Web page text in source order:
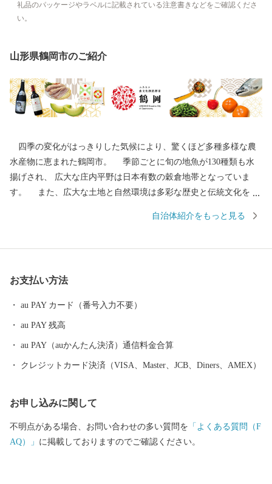
礼品のパッケージやラベルに記載されている注意書きなどをご確認くださ
い。
山形県鶴岡市のご紹介
四季の変化がはっきりした気候により、驚くほど多種多様な農
水産物に恵まれた鶴岡市。 季節ごとに旬の地魚が130種類も水
揚げされ、 広大な庄内平野は日本有数の穀倉地帯となっていま
す。 また、広大な土地と自然環境は多彩な歴史と伝統文化をも
市民の手によって大切に継承されています。 その特色が認めら
合わせ 鶴岡市総務部総務課 ふるさと納税担当（平日8時30分~17
問い合わせ 株式会社チャンピオン(管理業務受託事業者) 営業時間
【平日】10:00〜18:00 ※土日祝祭日はお休みをいただいておりま
す。 TEL: 0120-153-012 E-mail：3012_turuoka@champion.co.jp
自治体紹介をもっと見る
お支払い方法
au PAY カード（番号入力不要）
au PAY 残高
au PAY（auかんたん決済）通信料金合算
クレジットカード決済（VISA、Master、JCB、Diners、AMEX）
お申し込みに関して
不明点がある場合、お問い合わせの多い質問を 「よくある質問（F
AQ）」 に掲載しておりますのでご確認ください。